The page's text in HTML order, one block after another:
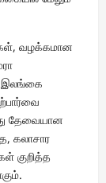
வழக்கமான
இலங்கை
தேவையான
கலாசார
குறித்த